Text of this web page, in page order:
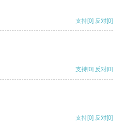
支持[0] 反对[0]
支持[0] 反对[0]
支持[0] 反对[0]